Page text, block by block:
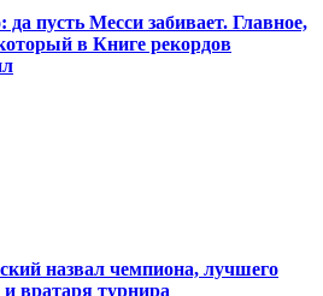
пусть Месси забивает. Главное,
в Книге рекордов
назвал чемпиона, лучшего
и вратаря турнира